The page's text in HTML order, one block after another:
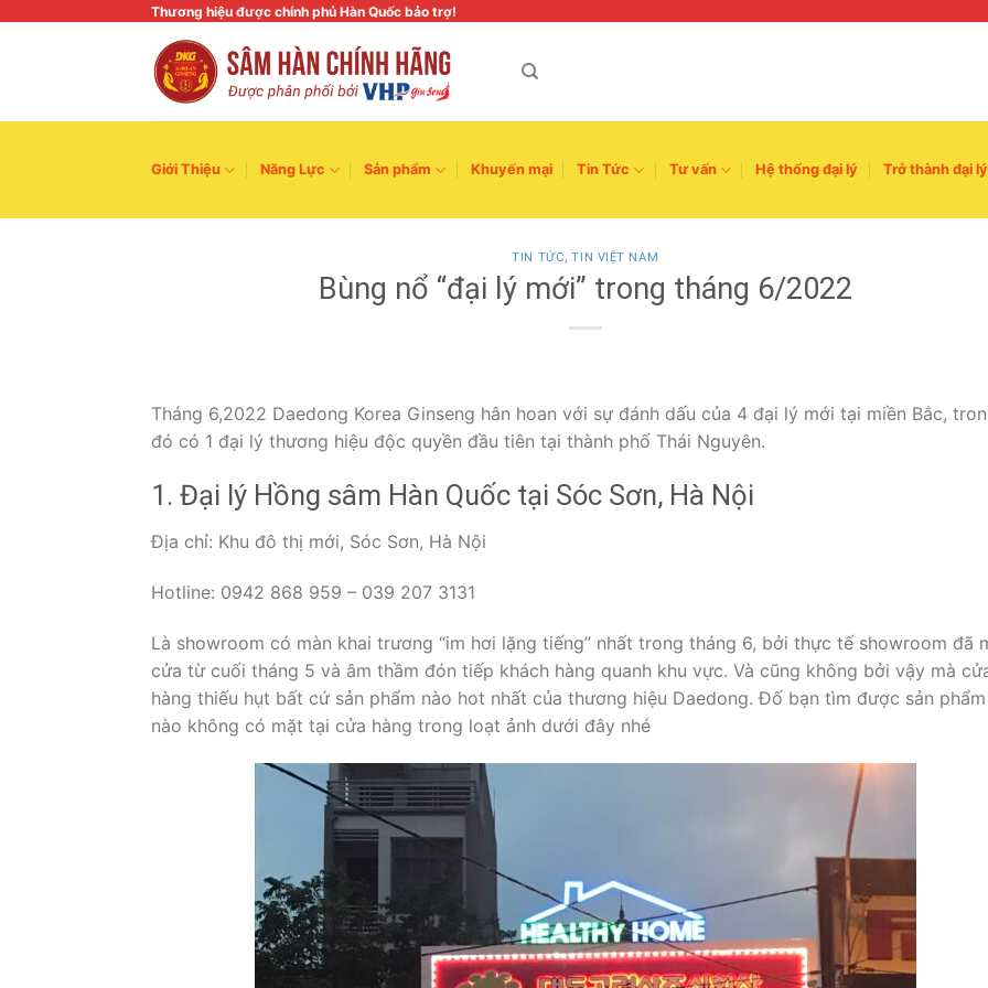
Thương hiệu được chính phủ Hàn Quốc bảo trợ!
Giới Thiệu Năng Lực Sản phẩm Khuyến mại Tin Tức Tư vấn Hệ thống đại lý Trở thành đại lý
TIN TỨC,TIN VIỆT NAM
Bùng nổ “đại lý mới” trong tháng 6/2022
Tháng 6,2022 Daedong Korea Ginseng hân hoan với sự đánh dấu của 4 đại lý mới tại miền Bắc,
đó có 1 đại lý thương hiệu độc quyền đầu tiên tại thành phố Thái Nguyên.
1. Đại lý Hồng sâm Hàn Quốc tại Sóc Sơn, Hà Nội
Địa chỉ: Khu đô thị mới, Sóc Sơn, Hà Nội
Hotline: 0942 868 959 – 039 207 3131
Là showroom có màn khai trương “im hơi lặng tiếng” nhất trong tháng 6, bởi thực tế showroom đã
cửa từ cuối tháng 5 và âm thầm đón tiếp khách hàng quanh khu vực. Và cũng không bởi vậy mà
hàng thiếu hụt bất cứ sản phẩm nào hot nhất của thương hiệu Daedong. Đố bạn tìm được sản phẩm
nào không có mặt tại cửa hàng trong loạt ảnh dưới đây nhé